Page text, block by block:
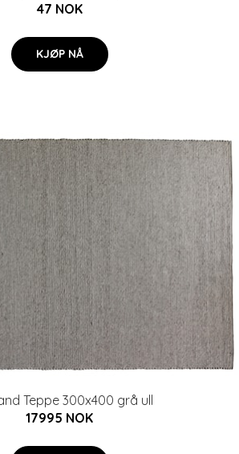
47 NOK
KJØP NÅ
Teppe 300x400 grå ull
17995 NOK